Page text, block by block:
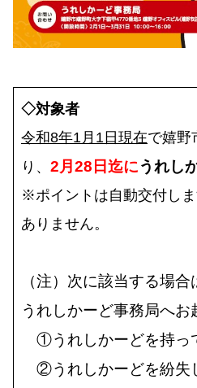
◇対象者
令和8年1月1日現在で嬉野
り、 2月28日迄にうれし
※ポイントは自動交付し
ありません。
（注）次に該当する場合
うれしかーど事務局へお
①うれしかーどを持っ
②うれしかーどを紛失